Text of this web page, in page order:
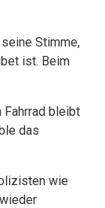
seine Stimme,
ist. Beim
Fahrrad bleibt
das
wie